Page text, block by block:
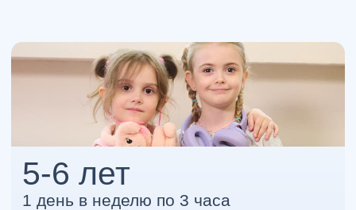
ТЕАТРАЛЬНЫЙ КРУЖОК
ДЛЯ ДЕТЕЙ НЕОБХОДИМ
В СЛЕДУЮЩИХ
При выявлении актерских способностей
в раннем возрасте;
Если ребенок всё свободное время
При робости и застенчивости;
При переизбытке энергии;